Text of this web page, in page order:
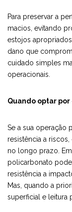
Para preservar a
macios, evitando
estojos
dano que
cuidado simples
operacionais.
Quando optar
Se a sua operação
resistência a
no longo prazo.
policarbonato
resistência a
Mas, quando a
superficial e leitura